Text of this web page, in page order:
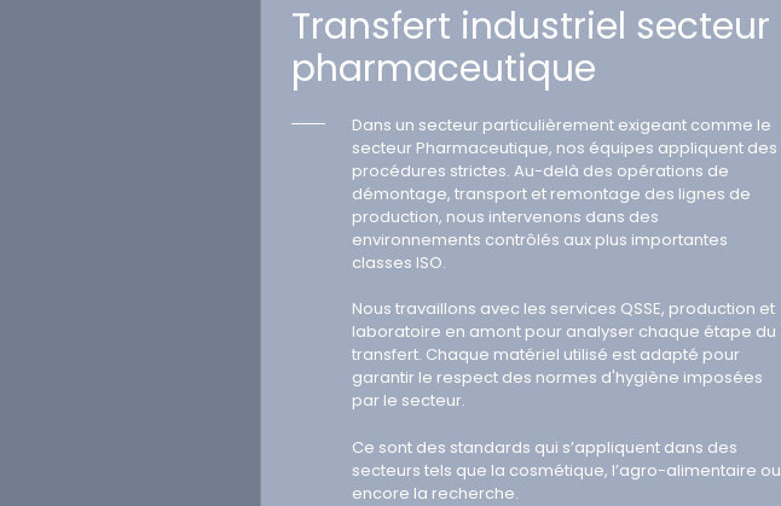
Transfert industriel secteur
pharmaceutique
Dans un secteur particulièrement exigeant comme le
secteur Pharmaceutique, nos équipes appliquent des
procédures strictes. Au-delà des opérations de
démontage, transport et remontage des lignes de
production, nous intervenons dans des
environnements contrôlés aux plus importantes
classes ISO.
Nous travaillons avec les services QSSE, production et
laboratoire en amont pour analyser chaque étape du
transfert. Chaque matériel utilisé est adapté pour
garantir le respect des normes d'hygiène imposées
par le secteur.
Ce sont des standards qui s’appliquent dans des
secteurs tels que la cosmétique, l’agro-alimentaire ou
encore la recherche.